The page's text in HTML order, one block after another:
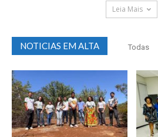
Leia Mais
NOTICIAS EM ALTA Todas